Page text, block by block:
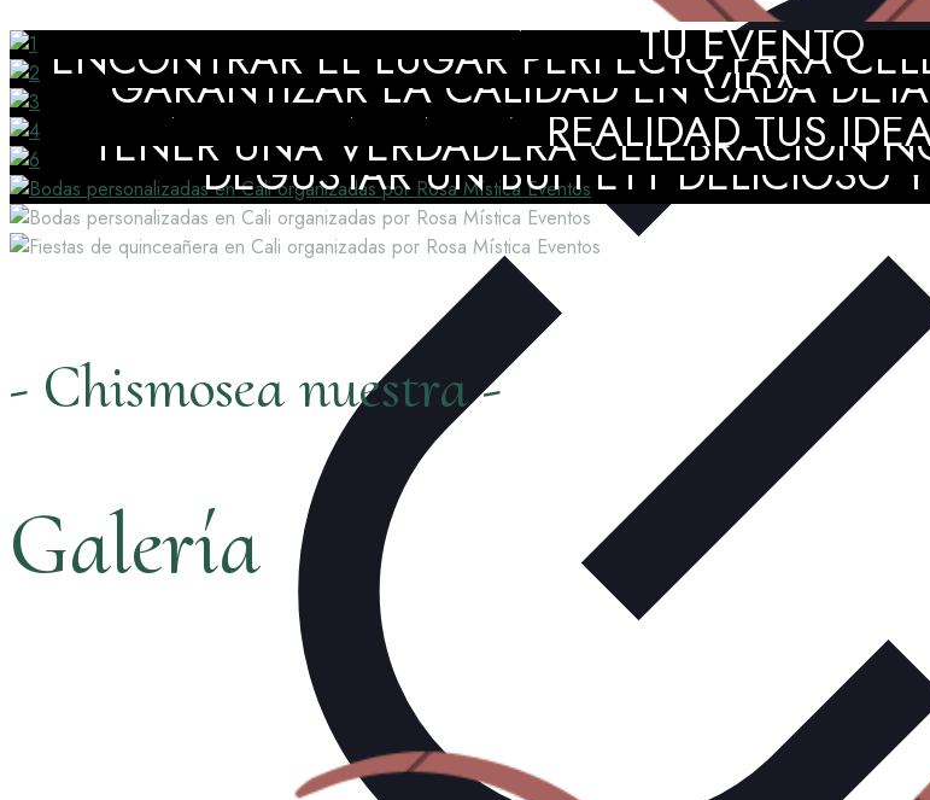
DISFRUTAR DE ACOMPAÑAMIENTOTU EVENTO
ENCONTRAR EL LUGAR PERFECTO PARA
VIDA
GARANTIZAR LA CALIDAD EN CADA
CONTAR CON UNA EVENT PLANNER
REALIDAD TUS
TENER UNA VERDADERA CELEBRACIÓN
DEGUSTAR UN BUFFETT DELICIOSO
- Chismosea nuestra -
Galería